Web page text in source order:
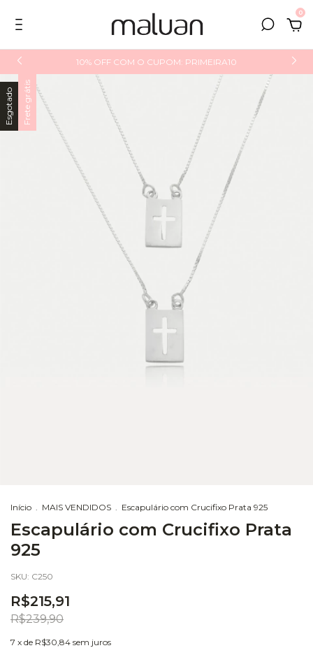
0
10% OFF COM O CUPOM: PRIMEIRA10
Esgotado Frete grátis
Início MAIS VENDIDOS Escapulário com Crucifixo Prata 925
Escapulário com Crucifixo Prata
925
SKU: C250
R$215,91
R$239,90
7 x de R$30,84 sem juros